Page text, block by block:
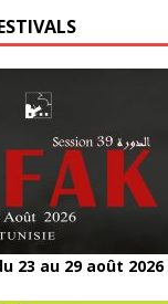
23 au 29 août 2026